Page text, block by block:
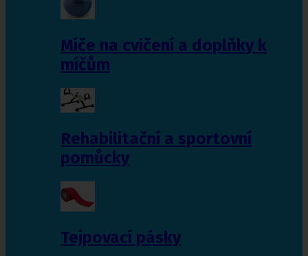
Míče na cvičení a doplňky k
míčům
Rehabilitační a sportovní
pomůcky
Tejpovací pásky